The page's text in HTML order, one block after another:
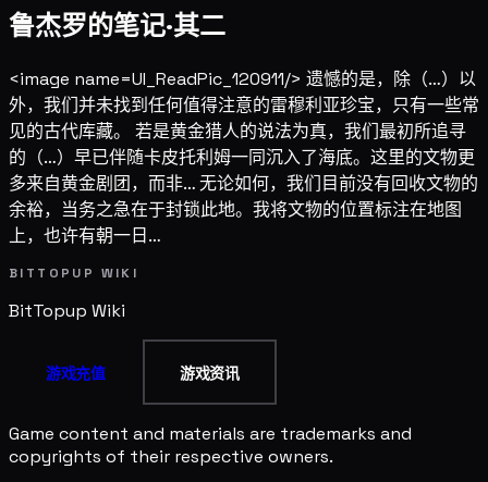
鲁杰罗的笔记·其二
<image name=UI_ReadPic_120911/> 遗憾的是，除（…）以
外，我们并未找到任何值得注意的雷穆利亚珍宝，只有一些常
见的古代库藏。 若是黄金猎人的说法为真，我们最初所追寻
的（…）早已伴随卡皮托利姆一同沉入了海底。这里的文物更
多来自黄金剧团，而非… 无论如何，我们目前没有回收文物的
余裕，当务之急在于封锁此地。我将文物的位置标注在地图
上，也许有朝一日…
BITTOPUP WIKI
BitTopup Wiki
游戏充值 游戏资讯
Game content and materials are trademarks and
copyrights of their respective owners.